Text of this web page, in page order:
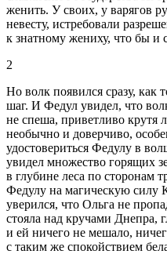
женить. У своих, у варягов
невесту, истребовали
к знатному жениху, что бы и
2
Но волк появился сразу, как
шаг. И Федул увидел, что
не спеша, приветливо крутя
необычно и доверчиво,
удостовериться Федулу в
увидел множество горящих
в глубине леса по сторонам
Федулу на магическую силу
уверился, что Ольга не
стояла над кручами Днепра,
и ей ничего не мешало,
с таким же спокойствием